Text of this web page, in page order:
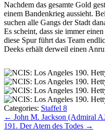
Nachdem das gesamte Gold
einem Bandenkrieg aussieht.
suchen alle Gangs der Stadt
Es scheint, dass sie immer
diese Spur führt das Team
Deeks erhält derweil einen
Categories: Staffel 8
Beitragsnavigation
← John M. Jackson (Admiral
191. Der Atem des Todes →